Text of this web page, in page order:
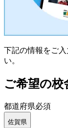
下記の情報をご
い。
ご希望の校
都道府県必須
佐賀県